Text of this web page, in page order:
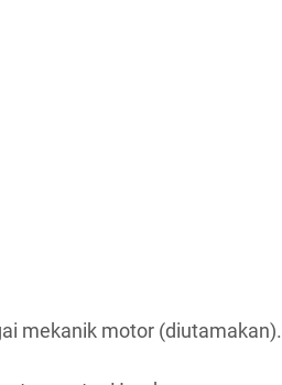
mekanik motor (diutamakan).